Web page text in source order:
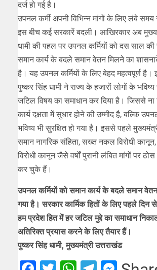
दर्ज हो गई है।
उपनल कर्मी अपनी विभिन्न मांगों के लिए लंबे
इस बीच कई सरकारें बदली। आखिरकार अब
धामी की पहल पर उपनल कर्मियों को दस साल की
समान कार्य के बदले समान वेतन मिलने का
है। यह उपनल कर्मियों के लिए बेहद महत्वपूर्ण है।
पुष्कर सिंह धामी ने राज्य के हजारों लोगों के
जटिल विषय का समाधान कर दिया है। जिससे ना
कार्य दक्षता में सुधार होने की उम्मीद है, बल्कि
भविष्य भी सुरक्षित हो गया है। इससे पहले
समान नागरिक संहिता, सख्त नकल विरोधी
विरोधी कानून जैसे वर्षों पुरानी लंबित मांगों पर ठोस
कर चुके हैं।
उपनल कर्मियों को समान कार्य के बदले समान
गया है। सरकार कार्मिक हितों के लिए पहले दिन से
हम प्रदेश हित में हर जटिल मुद्दे का समाधान
अतिरिक्त प्रयास करने के लिए तैयार हैं।
पुष्कर सिंह धामी, मुख्यमंत्री उत्तराखंड